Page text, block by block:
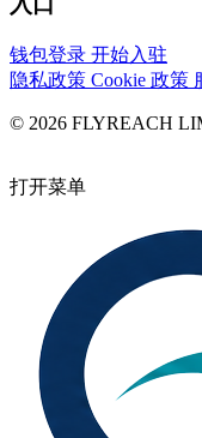
钱包登录 开始入驻
隐私政策 Cookie 政策
© 2026 FLYREACH
打开菜单